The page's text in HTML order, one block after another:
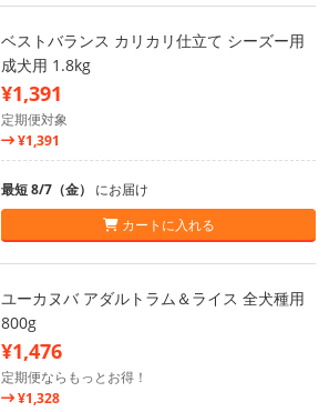
ベストバランス カリカリ仕立て シーズー用
成犬用 1.8kg
¥1,391
定期便対象
¥1,391
最短 8/7（金） にお届け
カートに入れる
ユーカヌバ アダルトラム＆ライス 全犬種用
800g
¥1,476
定期便ならもっとお得！
¥1,328